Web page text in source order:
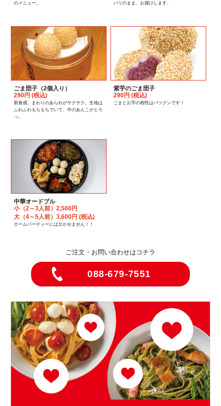
のメニュー。
パリのまま、お届けします。
ごま団子（2個入り）
290円 (税込)
新食感。まわりのあられがサクサク。生地は
ふわふわもちもちでいて、中のあんこがとろ
っ。
紫芋のごま団子
290円 (税込)
ごまとお芋の相性はバツグンです！
中華オードブル
小（2～3人前）2,500円
大（4～5人前）3,600円 (税込)
ホームパーティーには欠かせません！！
ご注文・お問い合わせはコチラ
088-679-7551